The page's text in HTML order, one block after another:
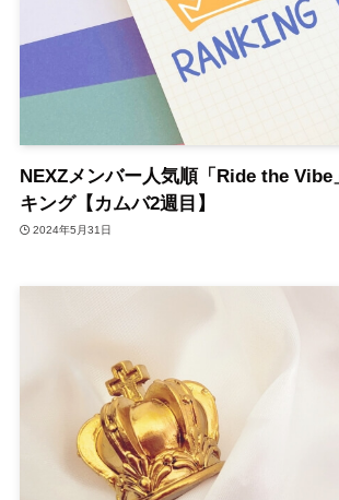
NEXZメンバー人気順「Ride the Vibe
キング【カムバ2週目】
2024年5月31日